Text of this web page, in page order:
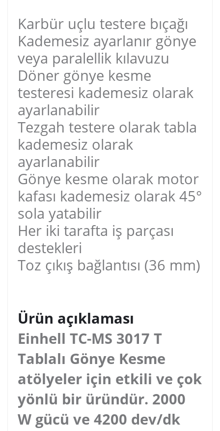
Karbür uçlu testere bıçağı
Kademesiz ayarlanır gönye
veya paralellik kılavuzu
Döner gönye kesme
testeresi kademesiz olarak
ayarlanabilir
Tezgah testere olarak tabla
kademesiz olarak
ayarlanabilir
Gönye kesme olarak motor
kafası kademesiz olarak 45°
sola yatabilir
Her iki tarafta iş parçası
destekleri
Toz çıkış bağlantısı (36 mm)
Ürün açıklaması
Einhell TC-MS 3017 T
Tablalı Gönye Kesme
atölyeler için etkili ve çok
yönlü bir üründür. 2000
W gücü ve 4200 dev/dk